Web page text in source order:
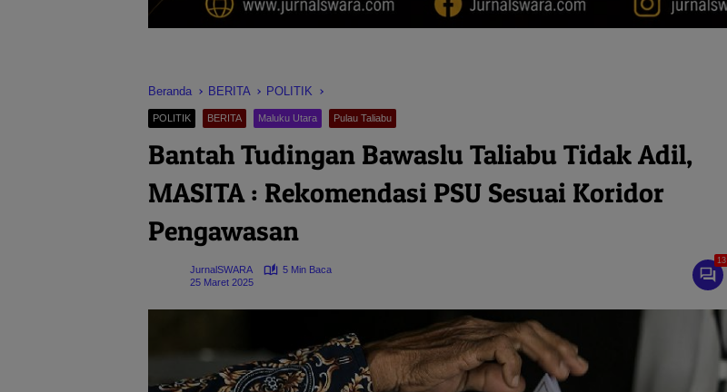
Beranda BERITA POLITIK
POLITIK BERITA Maluku Utara Pulau Taliabu
Bantah Tudingan Bawaslu Taliabu Tidak Adil,
MASITA : Rekomendasi PSU Sesuai Koridor
Pengawasan
JurnalSWARA
5 Min Baca
25 Maret 2025
13